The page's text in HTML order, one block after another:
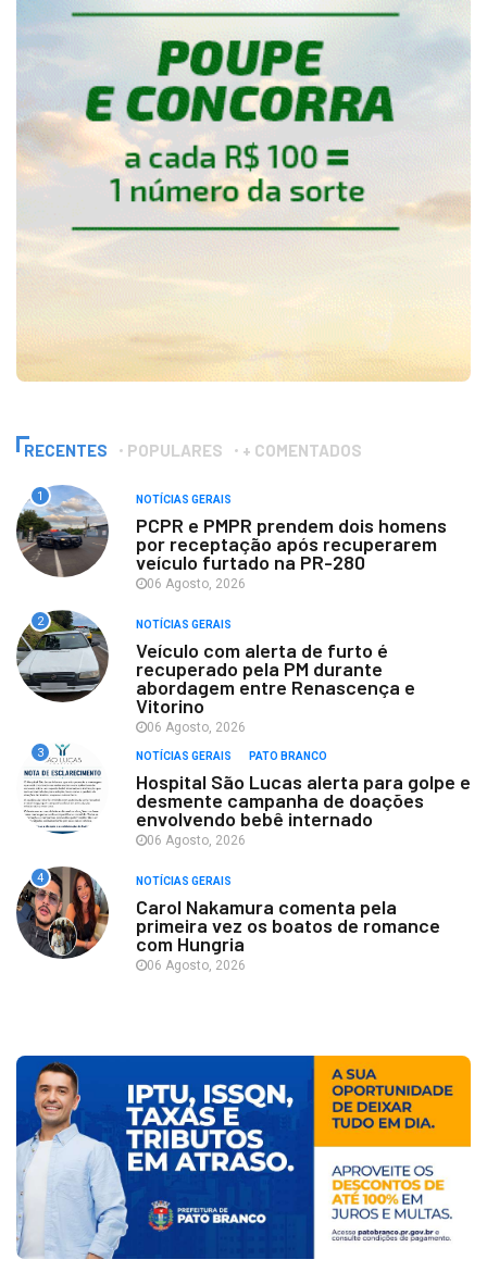
RECENTES POPULARES + COMENTADOS
1 NOTÍCIAS GERAIS
PCPR e PMPR prendem dois homens
por receptação após recuperarem
veículo furtado na PR-280
06 Agosto, 2026
2 NOTÍCIAS GERAIS
Veículo com alerta de furto é
recuperado pela PM durante
abordagem entre Renascença e
Vitorino
06 Agosto, 2026
3 NOTÍCIAS GERAIS PATO BRANCO
Hospital São Lucas alerta para golpe e
desmente campanha de doações
envolvendo bebê internado
06 Agosto, 2026
4 NOTÍCIAS GERAIS
Carol Nakamura comenta pela
primeira vez os boatos de romance
com Hungria
06 Agosto, 2026